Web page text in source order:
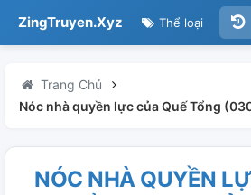
ZingTruyen.Xyz Thể loại
Trang Chủ
Nóc nhà quyền lực của Quế Tổng
NÓC NHÀ QUYỀN